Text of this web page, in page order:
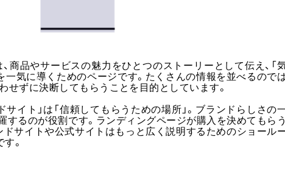
、商品やサービスの魅力をひとつのストーリーとして伝え、「
一気に導くためのページです。たくさんの情報を並べるので
せずに決断してもらうことを目的としています。
サイト」は「信頼してもらうための場所」。ブランドらしさの
するのが役割です。ランディングページが購入を決めてもら
ドサイトや公式サイトはもっと広く説明するためのショール
。